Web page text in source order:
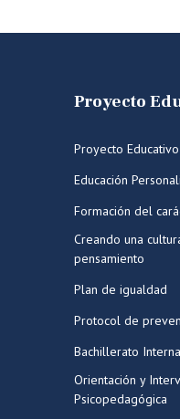
Proyecto
Proyecto
Educación
Formación del
Creando una
pensamiento
Plan de igualdad
Protocol de
Bachillerato
Orientación y
Psicopedagógica